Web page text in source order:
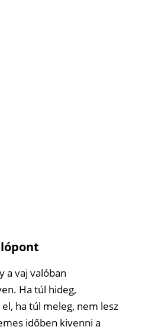
a vaj valóban
Ha túl hideg,
ha túl meleg, nem lesz
időben kivenni a